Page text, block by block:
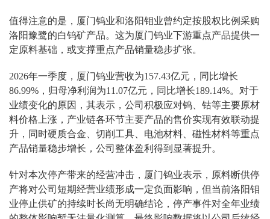
值得注意的是，厦门钨业和洛阳钼业曾约定按股权比例采购
洛阳豫鹭的白钨矿产品。这为厦门钨业下游重点产品提供一
定原料基础，或支撑重点产品销量稳步扩张。
2026年一季度，厦门钨业营收为157.43亿元，同比增长
86.99%，归母净利润为11.07亿元，同比增长189.14%。对于
业绩变化的原因，其表示，公司积极应对钨、钴等主要原材
料价格上涨，产业链各环节主要产品的售价实现有效联动提
升，同时硬质合金、切削工具、电池材料、磁性材料等重点
产品销量稳步增长，公司整体盈利得到显著提升。
针对本次停产带来的经营冲击，厦门钨业表示，原料断供停
产将对公司短期经营业绩形成一定负面影响，但当前洛阳钼
业停止供矿的持续时长尚无明确结论，停产事件对全年业绩